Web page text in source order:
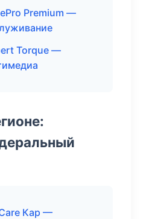
Premium —
Torque —
Кар —